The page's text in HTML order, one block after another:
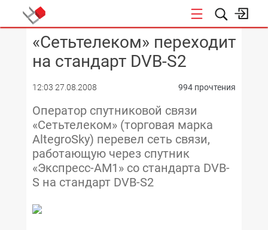
КОНФЕРЕНЦИИ
«Сетьтелеком» переходит
на стандарт DVB-S2
12:03 27.08.2008 994 прочтения
Оператор спутниковой связи
«Сетьтелеком» (торговая марка
AltegroSky) перевел сеть связи,
работающую через спутник
«Экспресс-АМ1» со стандарта DVB-
S на стандарт DVB-S2